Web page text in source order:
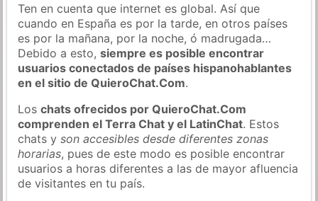
Ten en cuenta que internet es global. Así que
cuando en España es por la tarde, en otros países
es por la mañana, por la noche, ó madrugada…
Debido a esto,siempre es posible encontrar
usuarios conectados de países hispanohablantes
en el sitio de QuieroChat.Com.
Loschats ofrecidos por QuieroChat.Com
comprenden el Terra Chat y el LatinChat. Estos
chats yson accesibles desde diferentes zonas
horarias, pues de este modo es posible encontrar
usuarios a horas diferentes a las de mayor afluencia
de visitantes en tu país.